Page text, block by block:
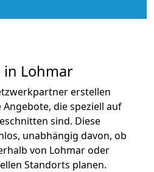
in Lohmar
erstellen
die speziell auf
sind. Diese
unabhängig davon, ob
von Lohmar oder
Standorts planen.